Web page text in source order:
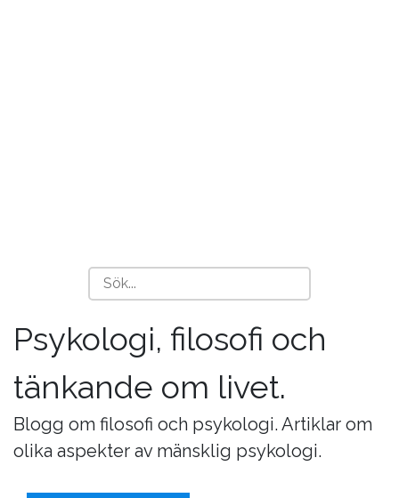
Psykologi, filosofi och
tänkande om livet.
Blogg om filosofi och psykologi. Artiklar om
olika aspekter av mänsklig psykologi.